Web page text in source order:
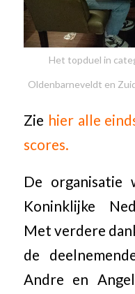
Het topduel in
Oldenbarneveldt en
Zie hier alle
scores.
De organisatie
Koninklijke
Met verdere
de
Andre en